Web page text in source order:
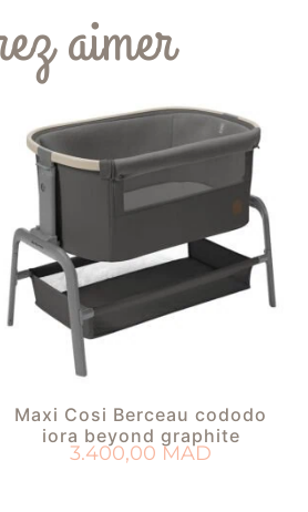
aimer
Maxi Cosi Berceau cododo
iora beyond graphite
3.400,00MAD